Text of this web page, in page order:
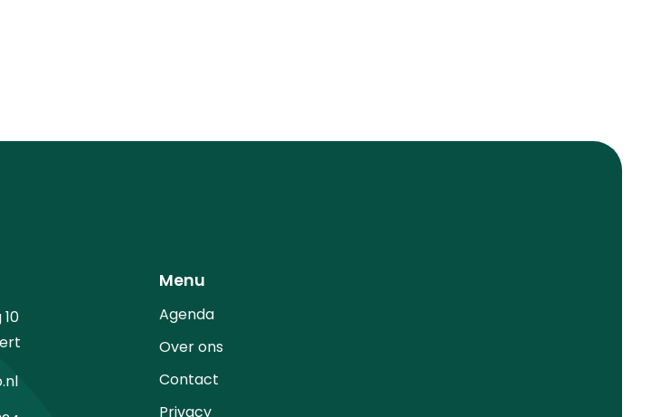
Menu
Agenda
Over ons
Contact
Privacy